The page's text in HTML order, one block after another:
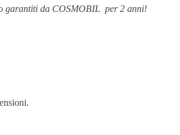
garantiti da COSMOBIL per 2 anni!